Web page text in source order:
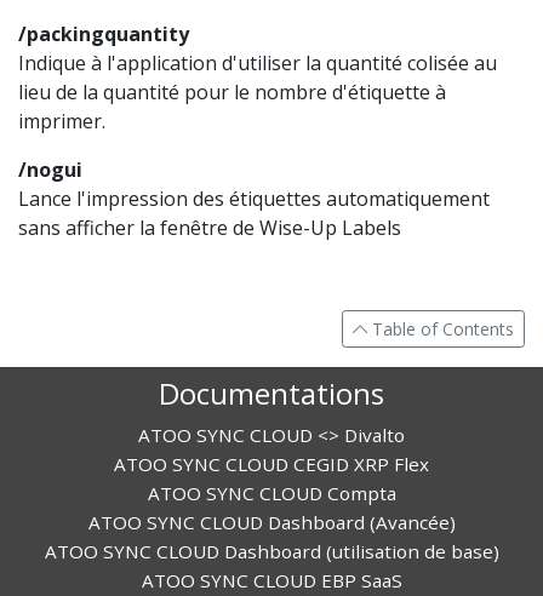
/packingquantity
Indique à l'application d'utiliser la quantité colisée au
lieu de la quantité pour le nombre d'étiquette à
imprimer.
/nogui
Lance l'impression des étiquettes automatiquement
sans afficher la fenêtre de Wise-Up Labels
Table of Contents
Documentations
ATOO SYNC CLOUD <> Divalto
ATOO SYNC CLOUD CEGID XRP Flex
ATOO SYNC CLOUD Compta
ATOO SYNC CLOUD Dashboard (Avancée)
ATOO SYNC CLOUD Dashboard (utilisation de base)
ATOO SYNC CLOUD EBP SaaS